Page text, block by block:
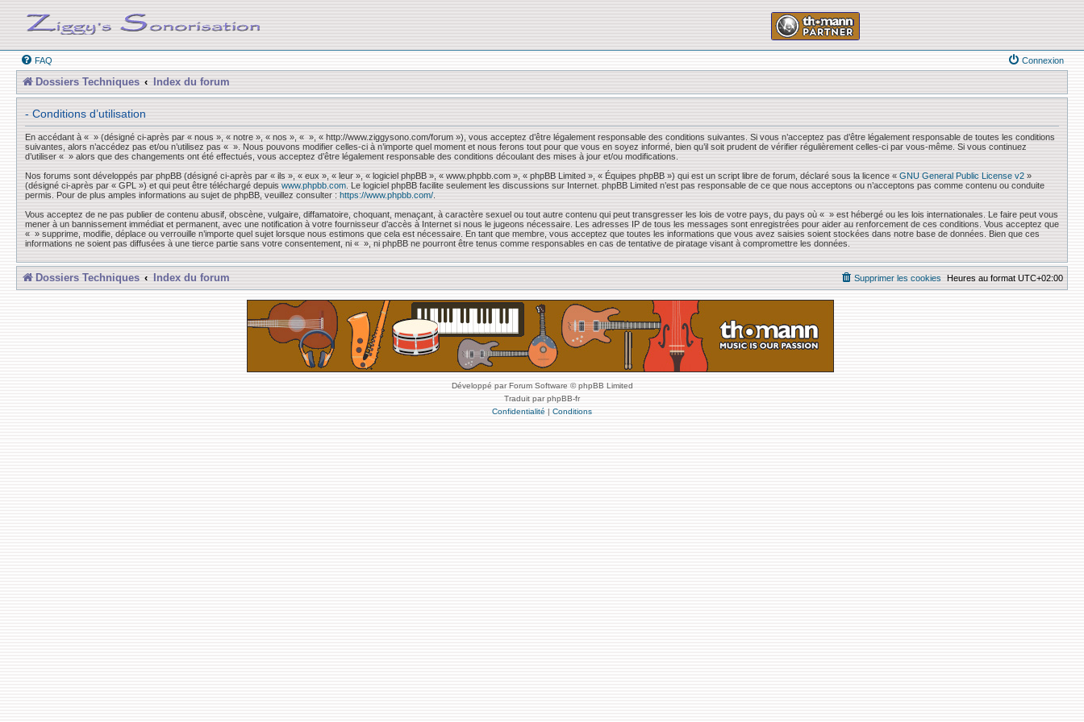
FAQ Connexion
Dossiers Techniques Index du forum
- Conditions d’utilisation
En accédant à « » (désigné ci-après par « nous », « notre », « nos », « », « http://www.ziggysono.com/forum »), vous acceptez d’être légalement responsable des conditions suivantes. Si vous n’acceptez pas d’être légalement responsable de toutes les conditions
suivantes, alors n’accédez pas et/ou n’utilisez pas « ». Nous pouvons modifier celles-ci à n’importe quel moment et nous ferons tout pour que vous en soyez informé, bien qu’il soit prudent de vérifier régulièrement celles-ci par vous-même. Si vous continuez
d’utiliser « » alors que des changements ont été effectués, vous acceptez d’être légalement responsable des conditions découlant des mises à jour et/ou modifications.
Nos forums sont développés par phpBB (désigné ci-après par « ils », « eux », « leur », « logiciel phpBB », « www.phpbb.com », « phpBB Limited », « Équipes phpBB ») qui est un script libre de forum, déclaré sous la licence « GNU General Public License v2 »
(désigné ci-après par « GPL ») et qui peut être téléchargé depuis www.phpbb.com . Le logiciel phpBB facilite seulement les discussions sur Internet. phpBB Limited n’est pas responsable de ce que nous acceptons ou n’acceptons pas comme contenu ou conduite
permis. Pour de plus amples informations au sujet de phpBB, veuillez consulter : https://www.phpbb.com/
Vous acceptez de ne pas publier de contenu abusif, obscène, vulgaire, diffamatoire, choquant, menaçant, à caractère sexuel ou tout autre contenu qui peut transgresser les lois de votre pays, du pays où « » est hébergé ou les lois internationales. Le faire peut vous
mener à un bannissement immédiat et permanent, avec une notification à votre fournisseur d’accès à Internet si nous le jugeons nécessaire. Les adresses IP de tous les messages sont enregistrées pour aider au renforcement de ces conditions. Vous acceptez que
« » supprime, modifie, déplace ou verrouille n’importe quel sujet lorsque nous estimons que cela est nécessaire. En tant que membre, vous acceptez que toutes les informations que vous avez saisies soient stockées dans notre base de données. Bien que ces
informations ne soient pas diffusées à une tierce partie sans votre consentement, ni « », ni phpBB ne pourront être tenus comme responsables en cas de tentative de piratage visant à compromettre les données.
Dossiers Techniques Index du forum Heures au format UTC+02:00
Supprimer les cookies
Développé par Forum Software © phpBB Limited
Traduit par phpBB-fr
Confidentialité | Conditions